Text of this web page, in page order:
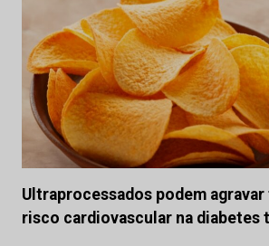
Ultraprocessados podem
risco cardiovascular na diabetes